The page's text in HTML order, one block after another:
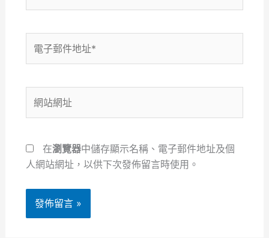
件
地
址
站
在瀏覽器中儲存顯示名稱、電子郵件地址及個
人網站網址，以供下次發佈留言時使用。